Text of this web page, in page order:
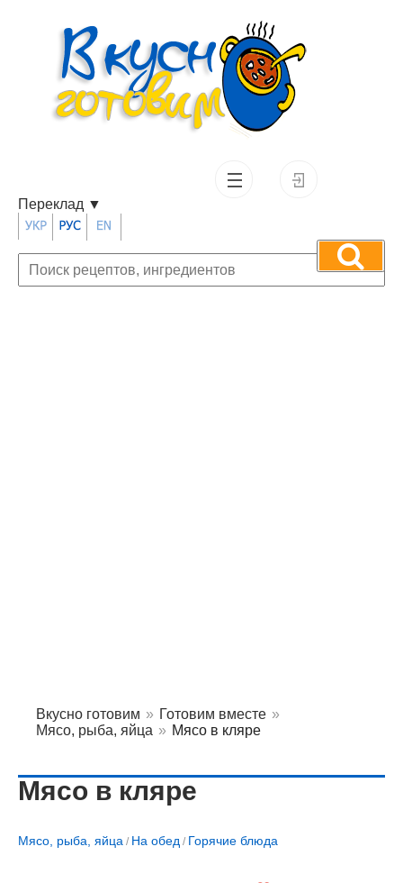
Переклад ▼
Вкусно готовим » Готовим вместе »
Мясо, рыба, яйца » Мясо в кляре
Мясо в кляре
Мясо, рыба, яйца / На обед / Горячие блюда